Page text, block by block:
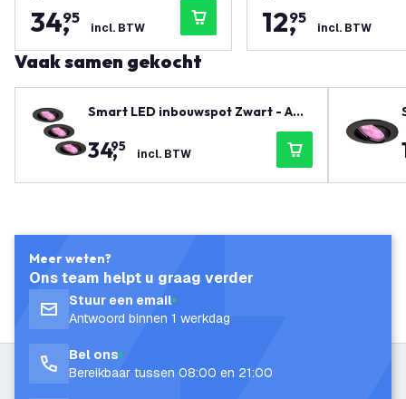
34,
95
incl. BTW 12,
95
incl. BTW
Vaak samen gekocht
Smart LED inbouwspot Zwart - Ams
terdam - Smart WiFi - Dimbaar - R
GB+CCT - 3 pack
34,
95 incl. BTW
Meer weten?
Ons team helpt u graag verder
Stuur een email
Antwoord binnen 1 werkdag
Bel ons
Bereikbaar tussen 08:00 en 21:00